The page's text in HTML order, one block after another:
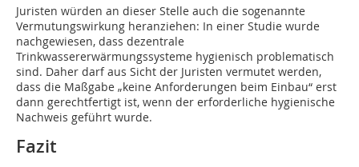
Juristen würden an dieser Stelle auch die sogenannte
Vermutungswirkung heranziehen: In einer Studie wurde
nachgewiesen, dass dezentrale
Trinkwassererwärmungssysteme hygienisch problematisch
sind. Daher darf aus Sicht der Juristen vermutet werden,
dass die Maßgabe „keine Anforderungen beim Einbau“ erst
dann gerechtfertigt ist, wenn der erforderliche hygienische
Nachweis geführt wurde.
Fazit